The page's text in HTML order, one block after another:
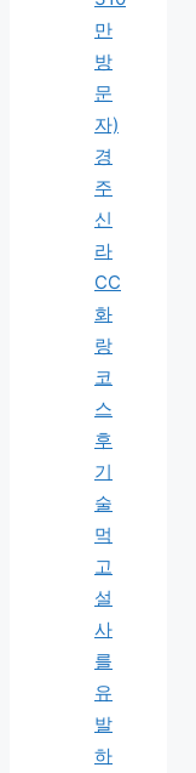
만
방
문
자)
경
주
신
라
CC
화
랑
코
스
후
기
술
먹
고
설
사
를
유
발
하